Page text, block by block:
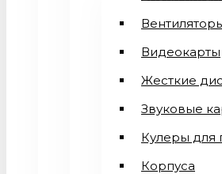
Видеокарты
Жесткие
Звуковые
Кулеры для
Корпуса